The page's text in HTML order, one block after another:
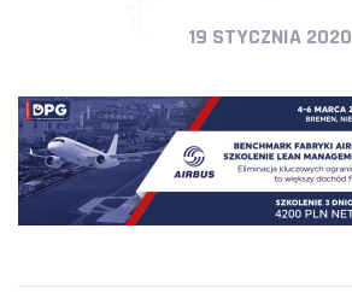
19 STYCZNIA 2020